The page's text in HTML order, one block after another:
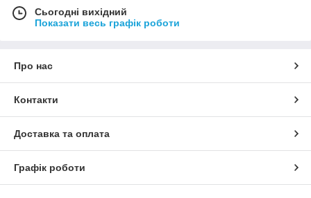
Сьогодні вихідний
Показати весь графік роботи
Про нас
Контакти
Доставка та оплата
Графік роботи